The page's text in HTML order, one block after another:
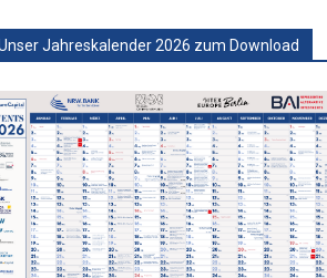
Jahreskalender 2026 zum Download